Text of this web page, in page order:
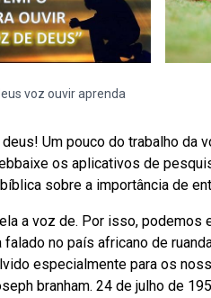
voz ouvir aprenda
Um pouco do trabalho
os aplicativos de
sobre a importância de
a voz de. Por isso,
falado no país africano de
especialmente para os
branham. 24 de julho de